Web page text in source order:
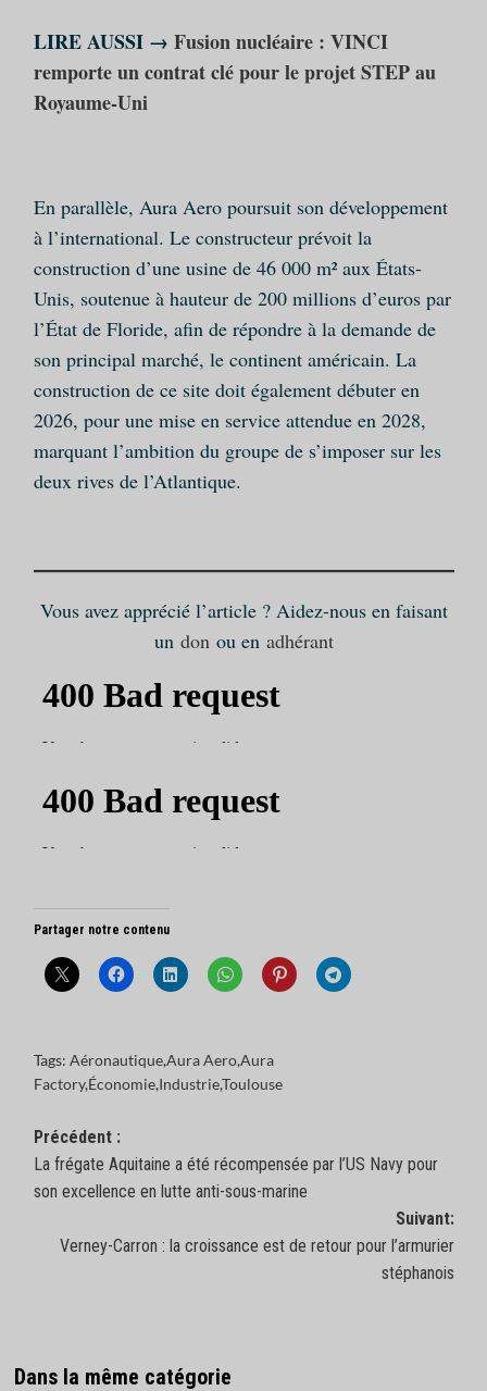
LIRE AUSSI → Fusion nucléaire : VINCI
remporte un contrat clé pour le projet STEP au
Royaume-Uni
En parallèle, Aura Aero poursuit son développement
à l’international. Le constructeur prévoit la
construction d’une usine de 46 000 m² aux États-
Unis, soutenue à hauteur de 200 millions d’euros par
l’État de Floride, afin de répondre à la demande de
son principal marché, le continent américain. La
construction de ce site doit également débuter en
2026, pour une mise en service attendue en 2028,
marquant l’ambition du groupe de s’imposer sur les
deux rives de l’Atlantique.
Vous avez apprécié l’article ? Aidez-nous en faisant
un donou en adhérant
Partager notre contenu
Tags: Aéronautique,Aura Aero,Aura
Factory,Économie,Industrie,Toulouse
Navigation
d’article
Précédent :
La frégate Aquitaine a été récompensée par l’US Navy pour
son excellence en lutte anti-sous-marine
Suivant:
Verney-Carron : la croissance est de retour pour l’armurier
stéphanois
Dans la même catégorie